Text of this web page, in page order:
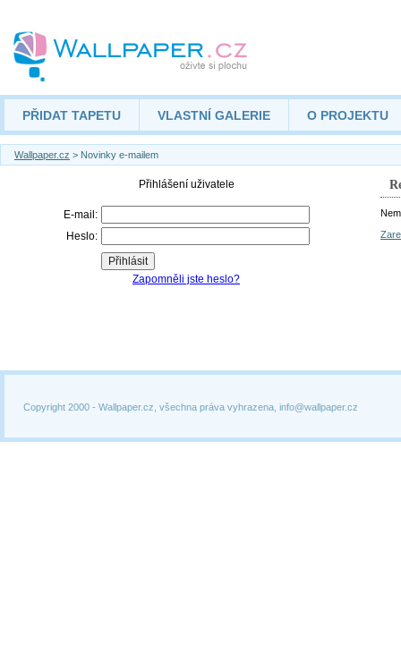
PŘIDAT TAPETU VLASTNÍ GALERIE O PROJEKTU
Wallpaper.cz > Novinky e-mailem
Copyright 2000 - Wallpaper.cz, všechna práva vyhrazena, info@wallpaper.cz